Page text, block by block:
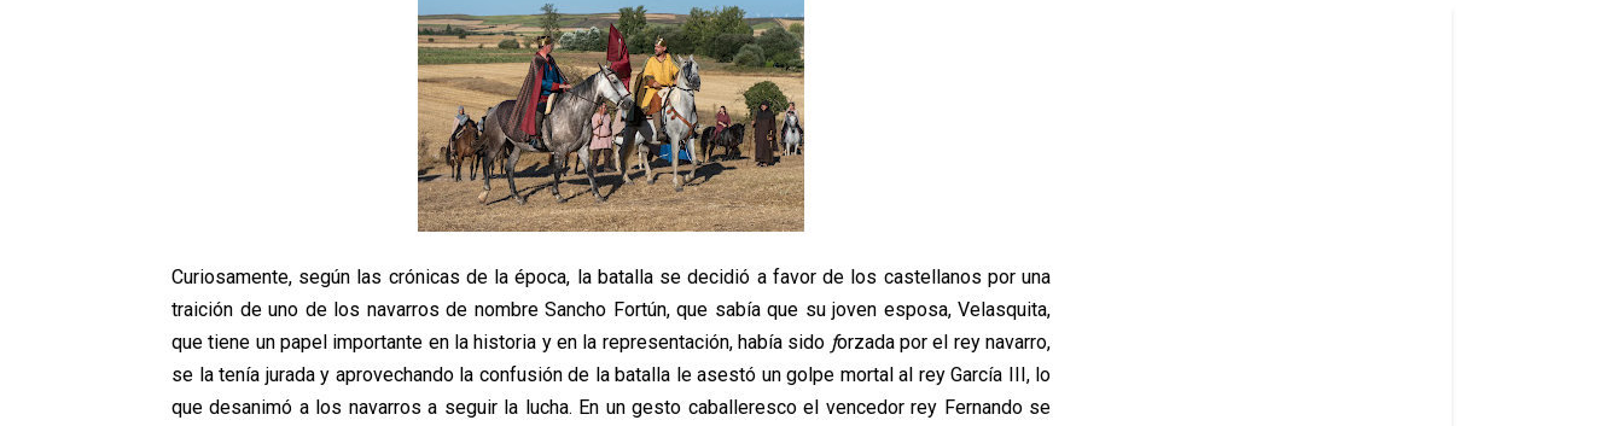
Curiosamente, según las crónicas de la época, la batalla se decidió a favor de los castellanos por una
traición de uno de los navarros de nombre Sancho Fortún, que sabía que su joven esposa, Velasquita,
que tiene un papel importante en la historia y en la representación, había sido ƒorzada por el rey navarro,
se la tenía jurada y aprovechando la confusión de la batalla le asestó un golpe mortal al rey García III, lo
que desanimó a los navarros a seguir la lucha. En un gesto caballeresco el vencedor rey Fernando se